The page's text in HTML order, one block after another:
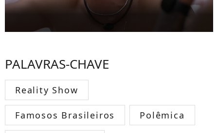
PALAVRAS-CHAVE
Reality Show
Famosos Brasileiros Polêmica